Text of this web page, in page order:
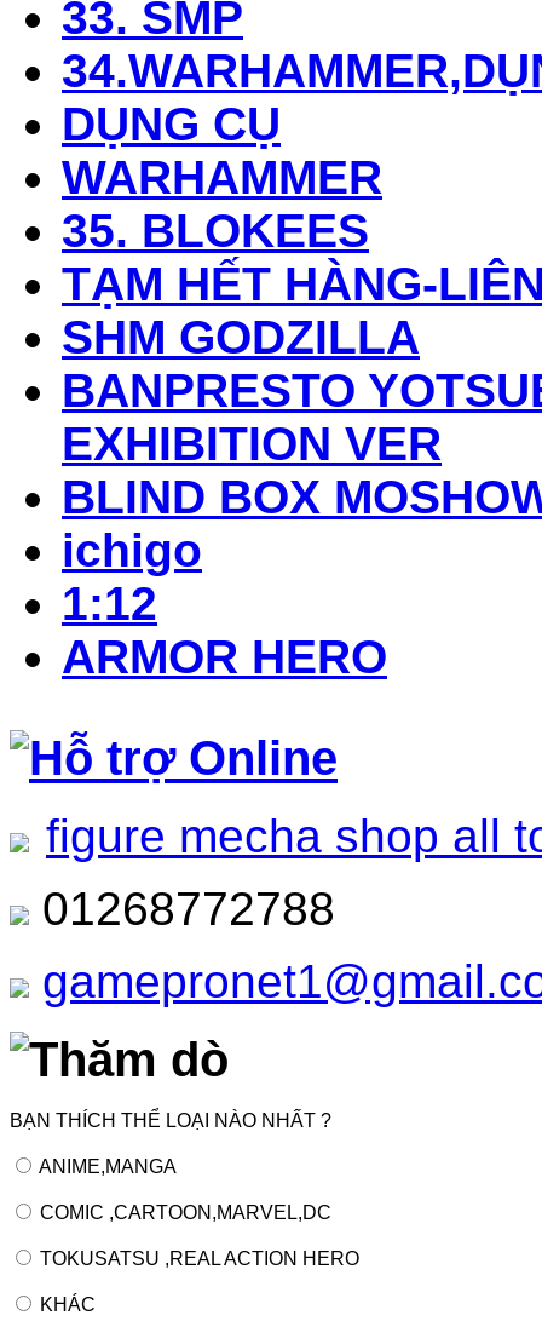
33. SMP
DỤNG CỤ
WARHAMMER
35. BLOKEES
TẠM HẾT HÀNG-
SHM GODZILLA
BANPRESTO
EXHIBITION VER
BLIND BOX
ichigo
1:12
ARMOR HERO
Hỗ trợ Online
figure mecha shop all
01268772788
Thăm dò
BẠN THÍCH THỂ LOẠI NÀO NHẤT ?
ANIME,MANGA
COMIC ,CARTOON,MARVEL,DC
TOKUSATSU ,REAL ACTION HERO
KHÁC